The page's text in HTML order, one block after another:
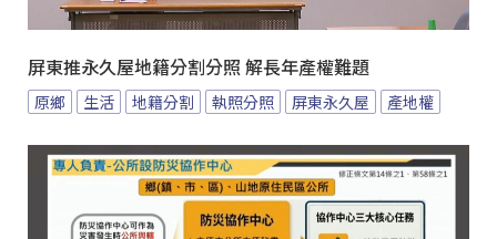
屏東推永久屋地籍分割分照 解長年產權難題
原鄉 生活 地籍分割 執照分照 屏東永久屋 產地權